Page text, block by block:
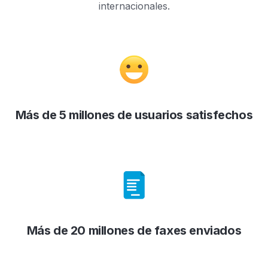
internacionales.
Más de 5 millones de usuarios satisfechos
Más de 20 millones de faxes enviados